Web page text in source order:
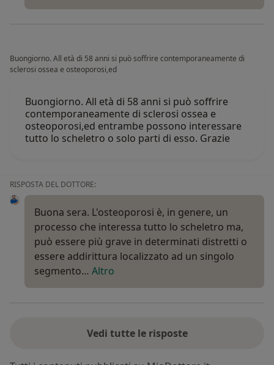
Buongiorno. All età di 58 anni si può soffrire contemporaneamente di
sclerosi ossea e osteoporosi,ed
Buongiorno. All età di 58 anni si può soffrire
contemporaneamente di sclerosi ossea e
osteoporosi,ed entrambe possono interessare
tutto lo scheletro o solo parti di esso. Grazie
RISPOSTA DEL DOTTORE:
Buona sera. L'osteoporosi è, in genere, un
processo che interessa tutto lo scheletro ma,
può essere più grave in determinati distretti o
essere addirittura localizzato ad un singolo
segmento… Altro
Vedi tutte le risposte